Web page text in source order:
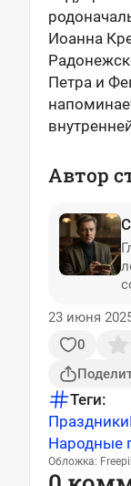
Иоанна
Петра и
Автор
23 июня
0
Теги:
Праздники
Народные
Обложка: